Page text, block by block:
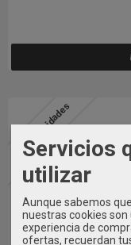
Últimas unidades
Servicios
utilizar
Aunque sabemos
nuestras cookies
experiencia de
ofertas, recuerdan